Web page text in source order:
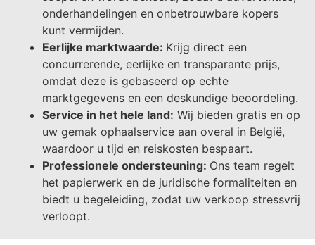
onderhandelingen en onbetrouwbare kopers
kunt vermijden.
Eerlijke marktwaarde: Krijg direct een
concurrerende, eerlijke en transparante prijs,
omdat deze is gebaseerd op echte
marktgegevens en een deskundige beoordeling.
Service in het hele land: Wij bieden gratis en op
uw gemak ophaalservice aan overal in België,
waardoor u tijd en reiskosten bespaart.
Professionele ondersteuning: Ons team regelt
het papierwerk en de juridische formaliteiten en
biedt u begeleiding, zodat uw verkoop stressvrij
verloopt.